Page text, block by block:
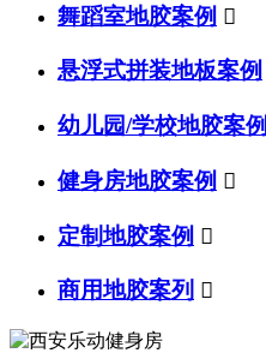
舞蹈室地胶案例 
悬浮式拼装地板案例
幼儿园/学校地胶案例
健身房地胶案例 
定制地胶案例 
商用地胶案列 